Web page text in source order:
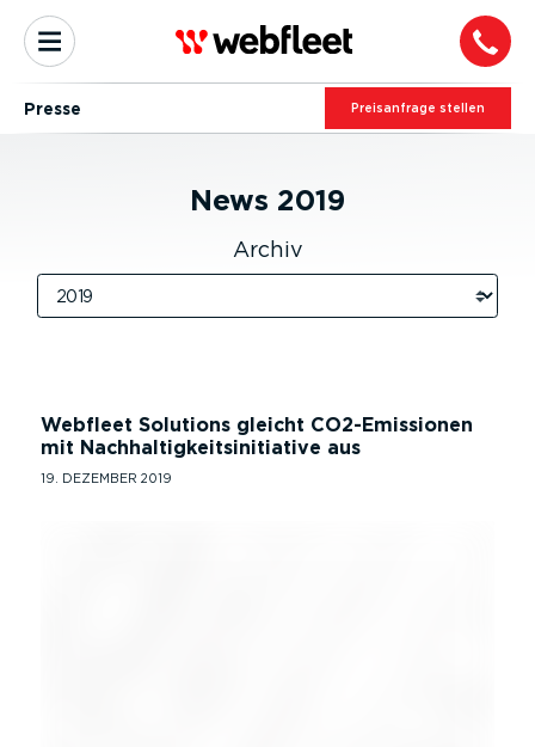
Presse Preis­an­frage stellen
News 2019
Archiv
Webfleet Solutions gleicht CO2-Emissionen
mit Nachhaltigkeitsinitiative aus
19. DEZEMBER 2019